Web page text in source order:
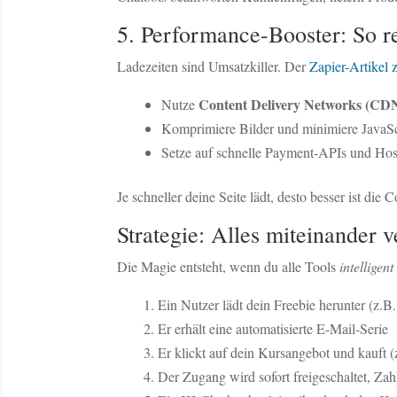
5. Performance-Booster: So
Ladezeiten sind Umsatzkiller. DerZapier-Artikel
NutzeContent Delivery Networks
Komprimiere Bilder und minimiere
Setze auf schnelle Payment-APIs und
Je schneller deine Seite lädt, desto besser ist die
Strategie: Alles miteinander
Die Magie entsteht, wenn du alle Tools
Ein Nutzer lädt dein Freebie herunter
Er erhält eine automatisierte E-Mail-Serie
Er klickt auf dein Kursangebot und kauft
Der Zugang wird sofort freigeschaltet,